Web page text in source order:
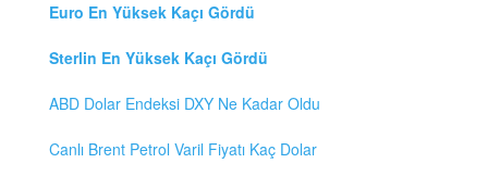
Euro En Yüksek Kaçı Gördü
Sterlin En Yüksek Kaçı Gördü
ABD Dolar Endeksi DXY Ne Kadar Oldu
Canlı Brent Petrol Varil Fiyatı Kaç Dolar